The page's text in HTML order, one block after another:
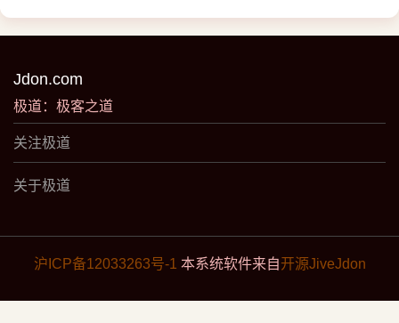
Jdon.com
极道：极客之道
关注极道
关于极道
沪ICP备12033263号-1 本系统软件来自开源JiveJdon